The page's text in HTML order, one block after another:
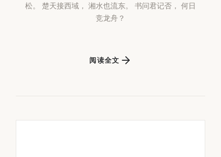
松。 楚天接西域， 湘水也流东。 书问君记否， 何日
竞龙舟？
阅读全文